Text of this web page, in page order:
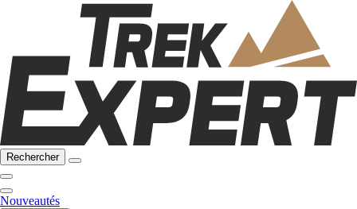
Rechercher
Nouveautés